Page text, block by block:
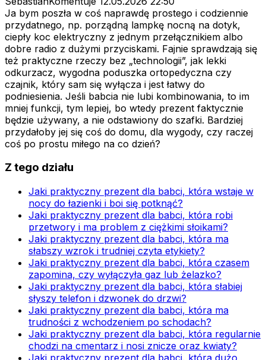
Ja bym poszła w coś naprawdę prostego i codziennie
przydatnego, np. porządną lampkę nocną na dotyk,
ciepły koc elektryczny z jednym przełącznikiem albo
dobre radio z dużymi przyciskami. Fajnie sprawdzają się
też praktyczne rzeczy bez „technologii”, jak lekki
odkurzacz, wygodna poduszka ortopedyczna czy
czajnik, który sam się wyłącza i jest łatwy do
podniesienia. Jeśli babcia nie lubi kombinowania, to im
mniej funkcji, tym lepiej, bo wtedy prezent faktycznie
będzie używany, a nie odstawiony do szafki. Bardziej
przydałoby jej się coś do domu, dla wygody, czy raczej
coś po prostu miłego na co dzień?
Z tego działu
Jaki praktyczny prezent dla babci, która wstaje w
nocy do łazienki i boi się potknąć?
Jaki praktyczny prezent dla babci, która robi
przetwory i ma problem z ciężkimi słoikami?
Jaki praktyczny prezent dla babci, która ma
słabszy wzrok i trudniej czyta etykiety?
Jaki praktyczny prezent dla babci, która czasem
zapomina, czy wyłączyła gaz lub żelazko?
Jaki praktyczny prezent dla babci, która słabiej
słyszy telefon i dzwonek do drzwi?
Jaki praktyczny prezent dla babci, która ma
trudności z wchodzeniem po schodach?
Jaki praktyczny prezent dla babci, która regularnie
chodzi na cmentarz i nosi znicze oraz kwiaty?